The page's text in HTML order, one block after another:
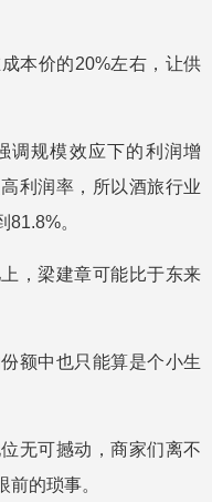
本价的20%左右，让供
调规模效应下的利润增
利润率，所以酒旅行业
。
，梁建章可能比于东来
额中也只能算是个小生
无可撼动，商家们离不
的琐事。